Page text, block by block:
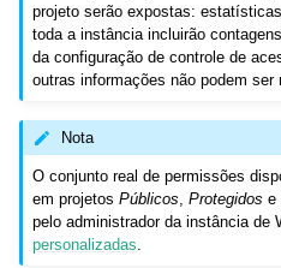
projeto serão expostas:
toda a instância incluirão
da configuração de controle de
outras informações não podem ser
Nota
O conjunto real de permissões
em projetosPúblicos,Protegidos e
pelo administrador da instância de
personalizadas.